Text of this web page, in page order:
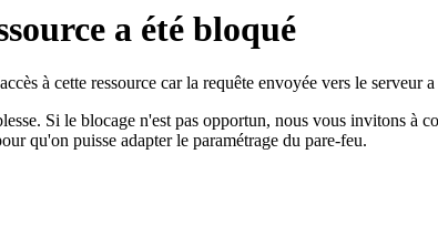
a été bloqué
à cette ressource car la requête envoyée vers le serveur a
Si le blocage n'est pas opportun, nous vous invitons à
qu'on puisse adapter le paramétrage du pare-feu.